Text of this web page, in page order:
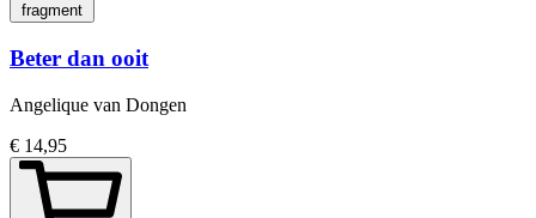
fragment
Beter dan ooit
Angelique van Dongen
€ 14,95